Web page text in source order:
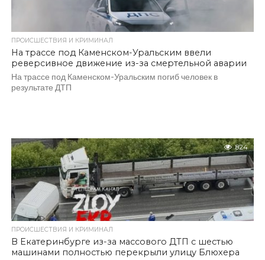
ПРОИСШЕСТВИЯ И КРИМИНАЛ
На трассе под Каменском-Уральским ввели
реверсивное движение из-за смертельной аварии
На трассе под Каменском-Уральским погиб человек в
результате ДТП
824
ПРОИСШЕСТВИЯ И КРИМИНАЛ
В Екатеринбурге из-за массового ДТП с шестью
машинами полностью перекрыли улицу Блюхера